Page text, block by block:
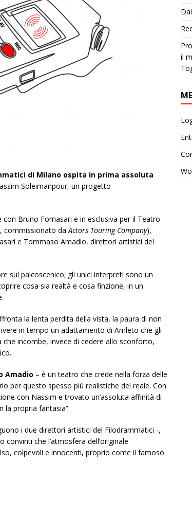
di Milano ospita in prima assoluta
Soleimanpour, un progetto
Bruno Fornasari e in esclusiva per il Teatro
, commissionato daActors Touring Company),
e Tommaso Amadio, direttori artistici del
sul palcoscenico; gli unici interpreti sono un
cosa sia realtà e cosa finzione, in un
la lenta perdita della vista, la paura di non
in tempo un adattamento di Amleto che gli
incombe, invece di cedere allo sconforto,
Amadio – è un teatro che crede nella forza delle
per questo spesso più realistiche del reale. Con
con Nassim e trovato un’assoluta affinità di
la propria fantasia”.
i due direttori artistici del Filodrammatici -,
che l’atmosfera dell’originale
colpevoli e innocenti, proprio come il famoso
il